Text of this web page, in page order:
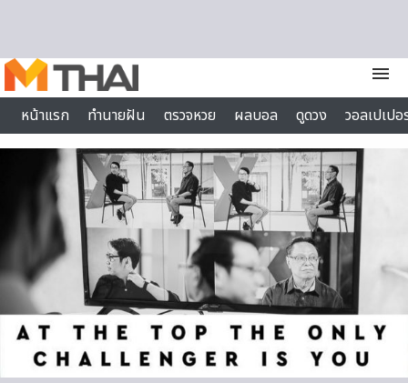
menu
หน้าแรก
ทำนายฝัน ตรวจหวย ผลบอล ดูดวง
วอลเปเป
ไลฟ์สไตล์